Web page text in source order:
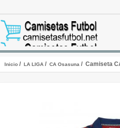
Inicio/ LA LIGA/ CA Osasuna/ Camiseta